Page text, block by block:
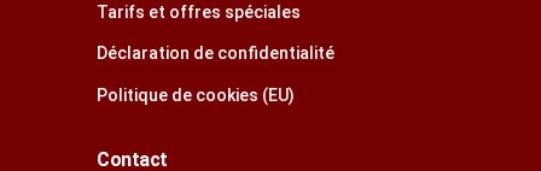
Tarifs et offres spéciales
Déclaration de confidentialité
Politique de cookies (EU)
Contact